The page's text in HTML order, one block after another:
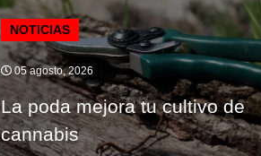
NOTICIAS
05 agosto, 2026
La poda mejora tu cultivo de
cannabis